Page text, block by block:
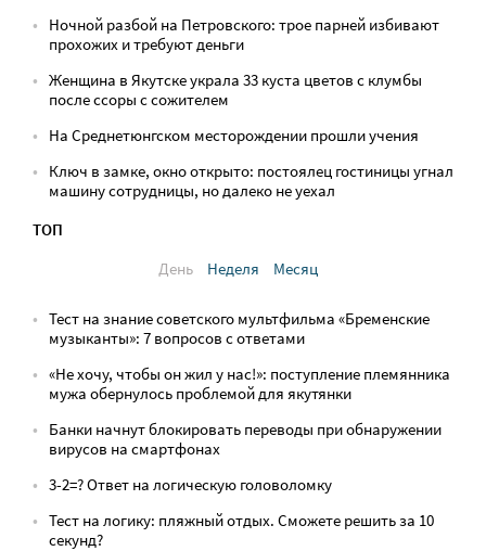
Ночной разбой на Петровского: трое парней избивают
прохожих и требуют деньги
Женщина в Якутске украла 33 куста цветов с клумбы
после ссоры с сожителем
На Среднетюнгском месторождении прошли учения
Ключ в замке, окно открыто: постоялец гостиницы угнал
машину сотрудницы, но далеко не уехал
ТОП
День
Неделя Месяц
Тест на знание советского мультфильма «Бременские
музыканты»: 7 вопросов с ответами
«Не хочу, чтобы он жил у нас!»: поступление племянника
мужа обернулось проблемой для якутянки
Банки начнут блокировать переводы при обнаружении
вирусов на смартфонах
3-2=? Ответ на логическую головоломку
Тест на логику: пляжный отдых. Сможете решить за 10
секунд?